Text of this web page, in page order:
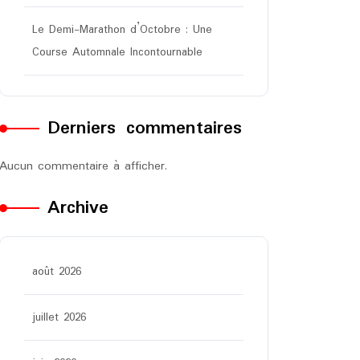
Le Demi-Marathon d’Octobre : Une
Course Automnale Incontournable
Derniers commentaires
Aucun commentaire à afficher.
Archive
août 2026
juillet 2026